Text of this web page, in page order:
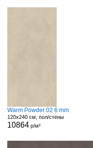
Warm Powder 02 6 mm
120x240 см, пол/стены
10864 р/м²